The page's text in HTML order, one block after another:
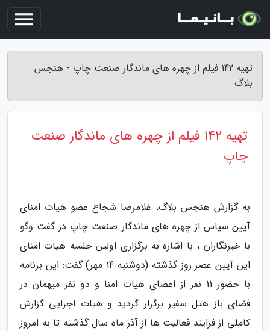
تهیه 142 فیلم از چهره های ماندگار صنعت چاپ - هنجس
بلاگ
تهیه 142 فیلم از چهره های ماندگار صنعت
چاپ
به گزارش هنجس بلاگ، غلامرضا شجاع عضو هیات امنای
آیین سپاس از چهره های ماندگار صنعت چاپ در گفت وگو
با خبرنگاران ، با اشاره به برگزاری اولین جلسه هیات امنای
این آیین عصر روز گذشته (دوشنبه 14 مهر) گفت: این برنامه
با حضور 11 نفر از اعضای هیات امنا و دو نفر میهمان در
فضای باز هتل سفیر برگزار گردید و هیات اجرایی گزارش
کاملی از فرایند فعالیت ها از آذر ماه سال گذشته تا به امروز